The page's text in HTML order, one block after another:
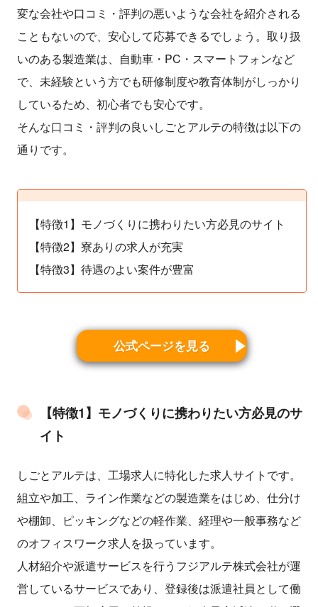
変な会社や口コミ・評判の悪いような会社を紹介される
こともないので、安心して応募できるでしょう。取り扱
いのある製造業は、自動車・PC・スマートフォンなど
で、未経験という方でも研修制度や教育体制がしっかり
しているため、初心者でも安心です。
そんな口コミ・評判の良いしごとアルテの特徴は以下の
通りです。
【特徴1】モノづくりに携わりたい方必見のサイト
【特徴2】寮ありの求人が充実
【特徴3】待遇のよい案件が豊富
公式ページを見る
【特徴1】モノづくりに携わりたい方必見のサ
イト
しごとアルテは、工場求人に特化した求人サイトです。
組立や加工、ライン作業などの製造業をはじめ、仕分け
や棚卸、ピッキングなどの軽作業、経理や一般事務など
のオフィスワーク求人を扱っています。
人材紹介や派遣サービスを行うフジアルテ株式会社が運
営しているサービスであり、登録後は派遣社員として働